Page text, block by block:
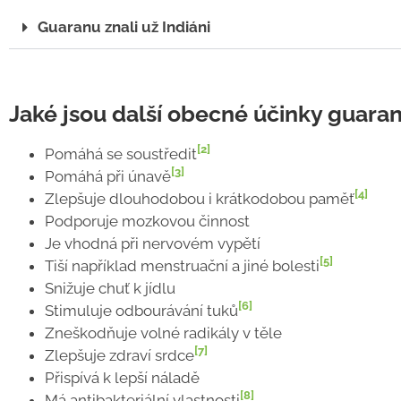
Guaranu znali už Indiáni
Jaké jsou další obecné účinky
Pomáhá se soustředit [2]
Pomáhá při únavě[3]
Zlepšuje dlouhodobou i krátkodobou paměť[4]
Podporuje mozkovou činnost
Je vhodná při nervovém vypětí
Tiší například menstruační a jiné bolesti [5]
Snižuje chuť k jídlu
Stimuluje odbourávání tuků [6]
Zneškodňuje volné radikály v těle
Zlepšuje zdraví srdce[7]
Přispívá k lepší náladě
[8]